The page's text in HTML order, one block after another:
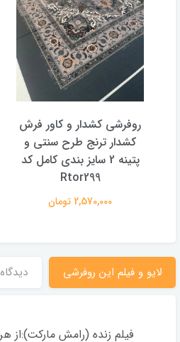
روفرشی کشدار و کاور فرش
کشدار ترنج طرح سنتی و
پتینه سایز بندی کامل کد
Rtor301 (با فیلم)
2,570,000 تومان
لایو و فیلم این روفرشی